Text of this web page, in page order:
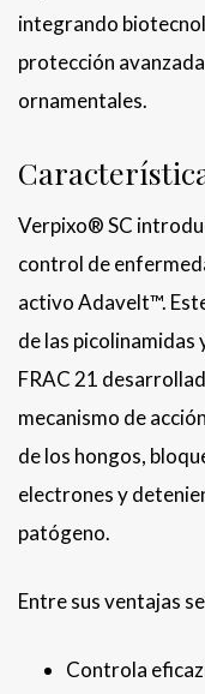
integrando
protección
ornamentales.
Verpixo® SC
control de
activo Adavelt™.
de las picolinamidas
FRAC 21
mecanismo de
de los hongos,
electrones y
patógeno.
Entre sus ventajas
Controla